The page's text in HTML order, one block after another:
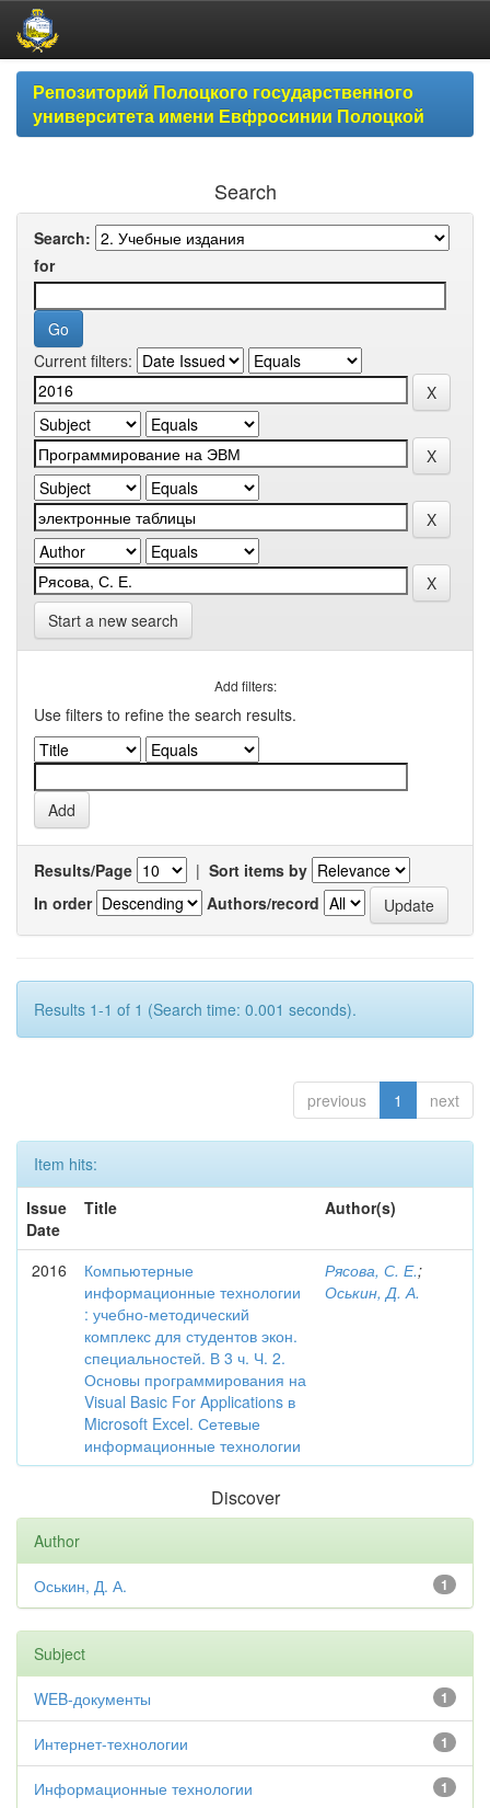
Skip
navigationРепозиторий Полоцкого государственного
университета имени Евфросинии Полоцкой
Search
Search:
for
Current filters:
Start a new search
Add filters:
Use filters to refine the search results.
Results/Page | Sort items by
In order
Authors/record
Results 1-1 of 1 (Search time: 0.001 seconds).
previous 1 next
Item hits:
Issue
Date
Title Author(s)
2016
Компьютерные
информационные технологии
: учебно-методический
комплекс для студентов экон.
специальностей. В 3 ч. Ч. 2.
Основы программирования на
Visual Basic For Applications в
Microsoft Excel. Сетевые
информационные технологии
Рясова, С. Е.;
Оськин, Д. А.
Discover
Author
1
Оськин, Д. А.
Subject
1
WEB-документы
1
Интернет-технологии
1
Информационные технологии